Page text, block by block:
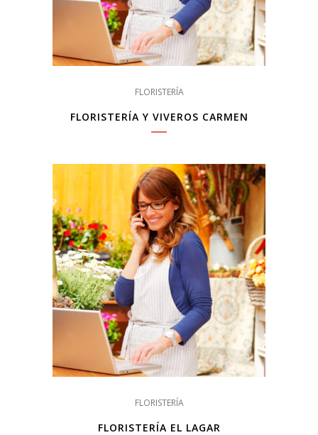
FLORISTERÍA
FLORISTERÍA Y VIVEROS CARMEN
FLORISTERÍA
FLORISTERÍA EL LAGAR